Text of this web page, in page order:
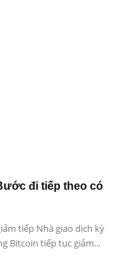
đi tiếp theo có
tiếp Nhà giao dịch kỳ
Bitcoin tiếp tục giảm...